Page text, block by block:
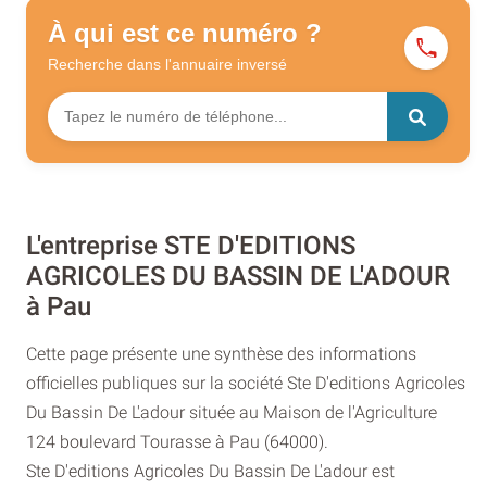
À qui est ce numéro ?
Recherche dans l'annuaire inversé
L'entreprise STE D'EDITIONS
AGRICOLES DU BASSIN DE L'ADOUR
à Pau
Cette page présente une synthèse des informations
officielles publiques sur la société Ste D'editions Agricoles
Du Bassin De L'adour située au Maison de l'Agriculture
124 boulevard Tourasse à Pau (64000).
Ste D'editions Agricoles Du Bassin De L'adour est